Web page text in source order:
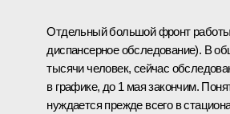
Отдельный большой фронт
диспансерное обследование). В
тысячи человек, сейчас
в графике, до 1 мая закончим.
нуждается прежде всего в